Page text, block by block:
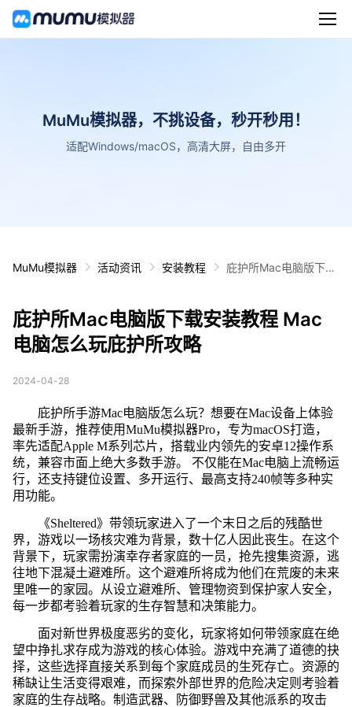
MuMu模拟器，不挑设备，秒开秒用！
适配Windows/macOS，高清大屏，自由多开
MuMu模拟器 活动资讯 安装教程
庇护所Mac电脑版下载
庇护所Mac电脑版下载安装教程 Mac
电脑怎么玩庇护所攻略
2024-04-28
庇护所手游Mac电脑版怎么玩？想要在Mac设备上体验
最新手游，推荐使用MuMu模拟器Pro，专为macOS打造，
率先适配Apple M系列芯片，搭载业内领先的安卓12操作系
统，兼容市面上绝大多数手游。 不仅能在Mac电脑上流畅运
行，还支持键位设置、多开运行、最高支持240帧等多种实
用功能。
《Sheltered》带领玩家进入了一个末日之后的残酷世
界，游戏以一场核灾难为背景，数十亿人因此丧生。在这个
背景下，玩家需扮演幸存者家庭的一员，抢先搜集资源，逃
往地下混凝土避难所。这个避难所将成为他们在荒废的未来
里唯一的家园。从设立避难所、管理物资到保护家人安全，
每一步都考验着玩家的生存智慧和决策能力。
面对新世界极度恶劣的变化，玩家将如何带领家庭在绝
望中挣扎求存成为游戏的核心体验。游戏中充满了道德的抉
择，这些选择直接关系到每个家庭成员的生死存亡。资源的
稀缺让生活变得艰难，而探索外部世界的危险决定则考验着
家庭的生存战略。制造武器、防御野兽及其他派系的攻击